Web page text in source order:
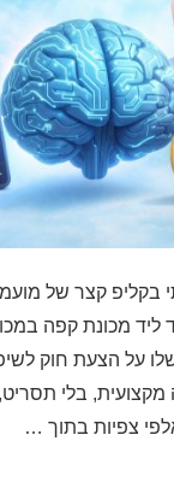
בקליפ קצר של
מכונת קפה
על הצעת חוק
מקצועית, בלי
צפיות בתוך …